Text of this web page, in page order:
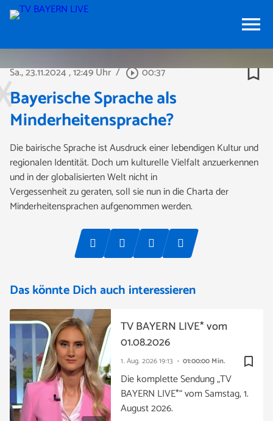
menu
Sa., 23.11.2024, 12:49 Uhr / play_circle_outline00:37 bookmark_border
Bayerische Sprache als
Minderheitensprache?
Die bairische Sprache ist Ausdruck einer lebendigen Kultur und
regionalen Identität. Doch um kulturelle Vielfalt anzuerkennen
und in der globalisierten Welt nicht in
Vergessenheit zu geraten, soll sie nun in die Charta der
Minderheitensprachen aufgenommen werden.
Das könnte Dich auch interessieren
bookmark_border
1. Aug. 202619:13 01:00:00 Min.
TV BAYERN LIVE* vom
01.08.2026
Die komplette Sendung „TV
BAYERN LIVE*“ vom Samstag, 1.
August 2026.